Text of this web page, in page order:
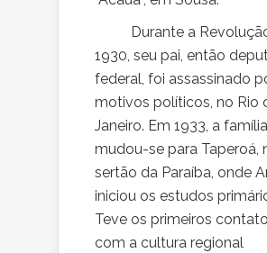
Durante a
1930, seu pai, então
federal, foi assassinado
motivos políticos, no Rio
Janeiro. Em 1933, a família
mudou-se para Taperoá,
sertão da Paraíba, onde
iniciou os estudos
Teve os primeiros
com a cultura regional